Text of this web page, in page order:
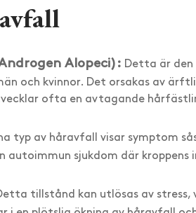
Alopeci): Detta är den
och kvinnor. Det orsakas av
ofta en avtagande
typ av håravfall visar symptom
autoimmun sjukdom där
tillstånd kan utlösas av